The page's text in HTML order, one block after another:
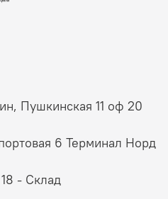
Пушкинская 11 оф 20
6 Терминал Норд
- Склад